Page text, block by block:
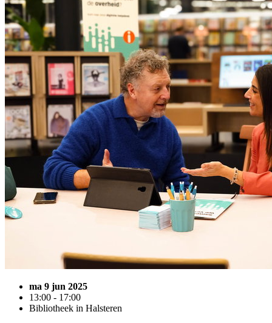
ma 9 jun 2025
13:00 - 17:00
Bibliotheek in Halsteren